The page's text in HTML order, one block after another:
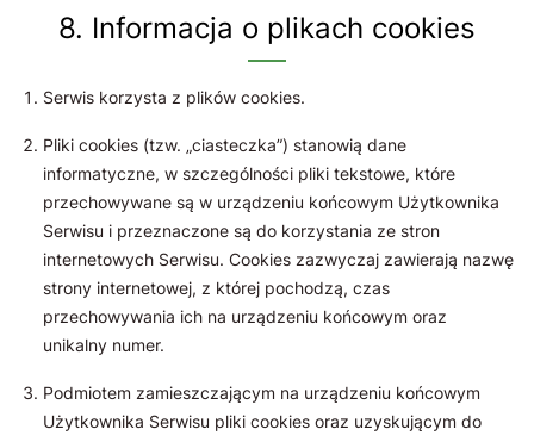
8. Informacja o plikach cookies
Serwis korzysta z plików cookies.
Pliki cookies (tzw. „ciasteczka”) stanowią dane
informatyczne, w szczególności pliki tekstowe, które
przechowywane są w urządzeniu końcowym Użytkownika
Serwisu i przeznaczone są do korzystania ze stron
internetowych Serwisu. Cookies zazwyczaj zawierają nazwę
strony internetowej, z której pochodzą, czas
przechowywania ich na urządzeniu końcowym oraz
unikalny numer.
Podmiotem zamieszczającym na urządzeniu końcowym
Użytkownika Serwisu pliki cookies oraz uzyskującym do